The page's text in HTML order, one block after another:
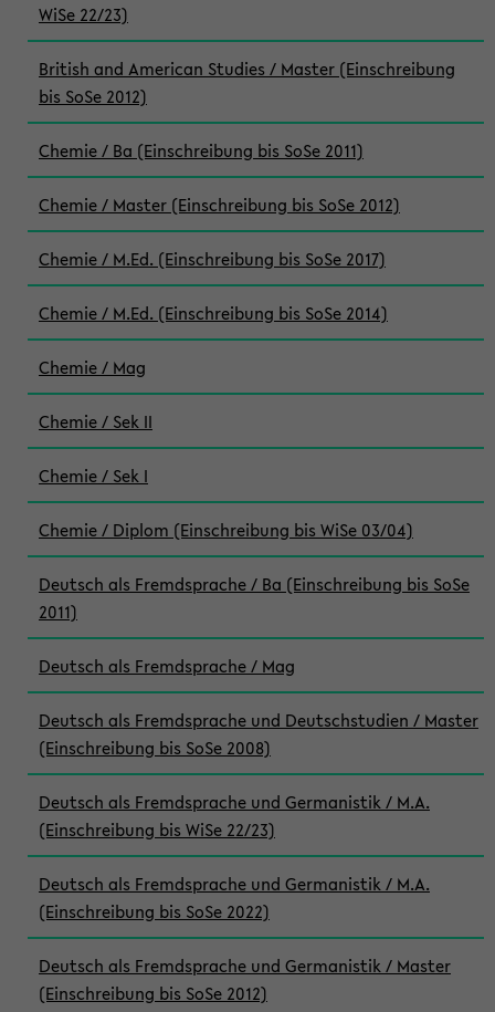
WiSe 22/23)
British and American Studies / Master (Einschreibung
bis SoSe 2012)
Chemie / Ba (Einschreibung bis SoSe 2011)
Chemie / Master (Einschreibung bis SoSe 2012)
Chemie / M.Ed. (Einschreibung bis SoSe 2017)
Chemie / M.Ed. (Einschreibung bis SoSe 2014)
Chemie / Mag
Chemie / Sek II
Chemie / Sek I
Chemie / Diplom (Einschreibung bis WiSe 03/04)
Deutsch als Fremdsprache / Ba (Einschreibung bis SoSe
2011)
Deutsch als Fremdsprache / Mag
Deutsch als Fremdsprache und Deutschstudien / Master
(Einschreibung bis SoSe 2008)
Deutsch als Fremdsprache und Germanistik / M.A.
(Einschreibung bis WiSe 22/23)
Deutsch als Fremdsprache und Germanistik / M.A.
(Einschreibung bis SoSe 2022)
Deutsch als Fremdsprache und Germanistik / Master
(Einschreibung bis SoSe 2012)